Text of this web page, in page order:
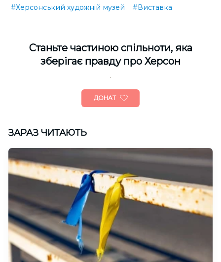
#Херсонський художній музей
#Виставка
Cтаньте частиною спільноти, яка
зберігає правду про Херсон
ДОНАТ
ЗАРАЗ ЧИТАЮТЬ